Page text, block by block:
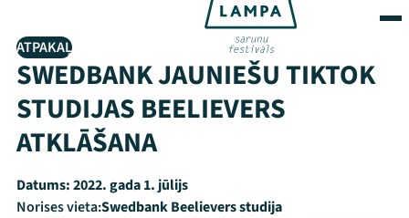
ATPAKAĻ
SWEDBANK JAUNIEŠU TIKTOK
STUDIJAS BEELIEVERS
ATKLĀŠANA
Datums:2022. gada 1. jūlijs
Norises vieta:Swedbank Beelievers studija